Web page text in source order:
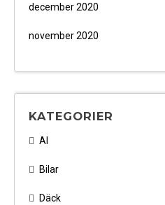
december 2020
november 2020
KATEGORIER
AI
Bilar
Däck